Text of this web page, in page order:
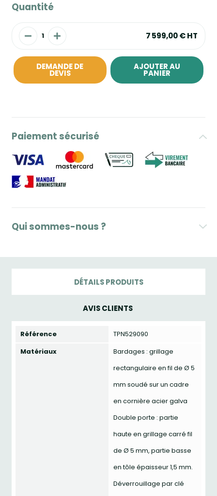
Quantité
7 599,00 €HT
DEMANDE DE
DEVIS
AJOUTER AU
PANIER
Paiement sécurisé
Qui sommes-nous ?
DÉTAILS PRODUITS
AVIS CLIENTS
Référence
TPN529090
Matériaux
Bardages : grillage
rectangulaire en fil de Ø 5
mm soudé sur un cadre
en cornière acier galva
Double porte : partie
haute en grillage carré fil
de Ø 5 mm, partie basse
en tôle épaisseur 1,5 mm.
Déverrouillage par clé